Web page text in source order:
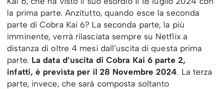
la prima parte. Anzitutto, quando esce la seconda
parte di Cobra Kai 6? La seconda parte, la più
imminente, verrà rilasciata sempre su Netflix a
distanza di oltre 4 mesi dall’uscita di questa prima
parte. La data d’uscita di Cobra Kai 6 parte 2,
infatti, è prevista per il 28 Novembre 2024. La terza
parte, invece, che sarà composta soltanto